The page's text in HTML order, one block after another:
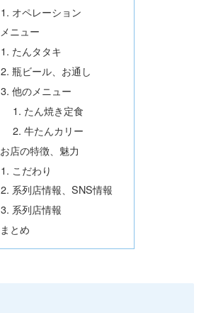
オペレーション
メニュー
たんタタキ
瓶ビール、お通し
他のメニュー
たん焼き定食
牛たんカリー
お店の特徴、魅力
こだわり
系列店情報、SNS情報
系列店情報
まとめ